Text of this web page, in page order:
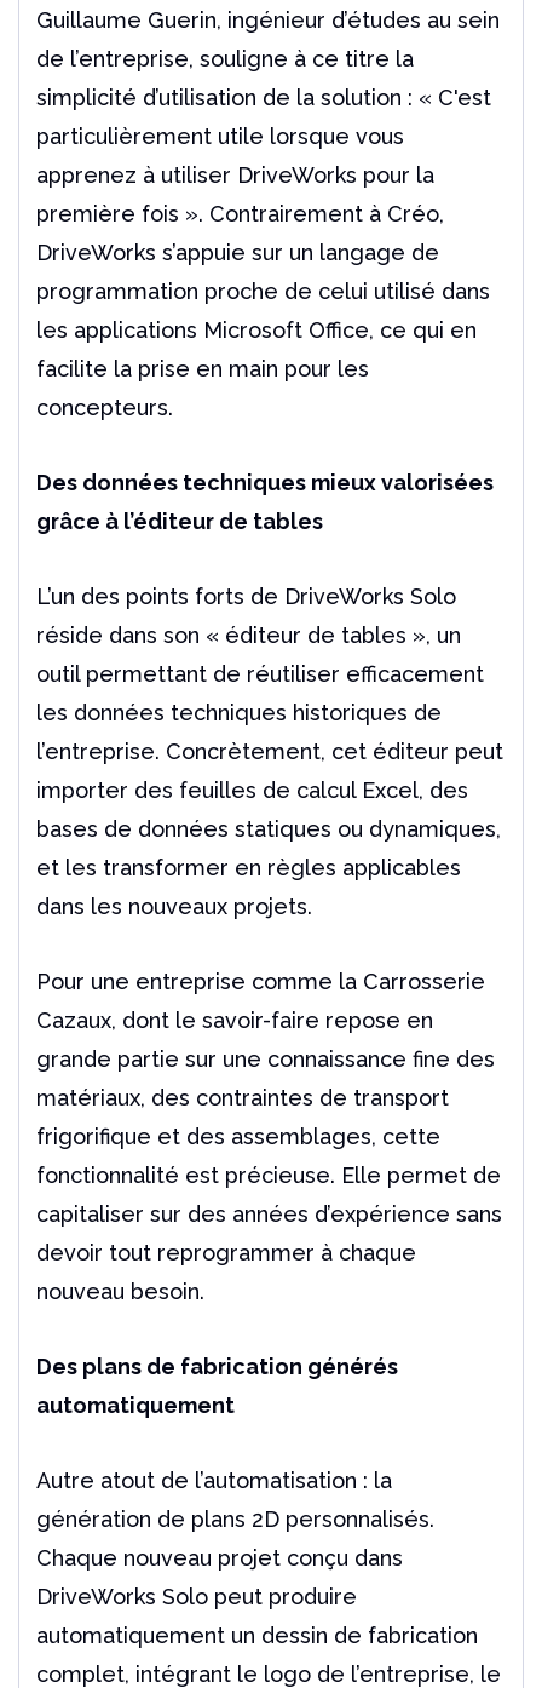
Guillaume Guerin, ingénieur d’études au sein
de l’entreprise, souligne à ce titre la
simplicité d’utilisation de la solution : « C'est
particulièrement utile lorsque vous
apprenez à utiliser DriveWorks pour la
première fois ». Contrairement à Créo,
DriveWorks s’appuie sur un langage de
programmation proche de celui utilisé dans
les applications Microsoft Office, ce qui en
facilite la prise en main pour les
concepteurs.
Des données techniques mieux valorisées
grâce à l’éditeur de tables
L’un des points forts de DriveWorks Solo
réside dans son « éditeur de tables », un
outil permettant de réutiliser efficacement
les données techniques historiques de
l’entreprise. Concrètement, cet éditeur peut
importer des feuilles de calcul Excel, des
bases de données statiques ou dynamiques,
et les transformer en règles applicables
dans les nouveaux projets.
Pour une entreprise comme la Carrosserie
Cazaux, dont le savoir-faire repose en
grande partie sur une connaissance fine des
matériaux, des contraintes de transport
frigorifique et des assemblages, cette
fonctionnalité est précieuse. Elle permet de
capitaliser sur des années d’expérience sans
devoir tout reprogrammer à chaque
nouveau besoin.
Des plans de fabrication générés
automatiquement
Autre atout de l’automatisation : la
génération de plans 2D personnalisés.
Chaque nouveau projet conçu dans
DriveWorks Solo peut produire
automatiquement un dessin de fabrication
complet, intégrant le logo de l’entreprise, le